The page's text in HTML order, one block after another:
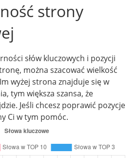
strony
słów kluczowych i pozycji
można szacować wielkość
wyżej strona znajduje się w
tym większa szansa, że
Jeśli chcesz poprawić pozycje
Ci w tym pomóc.